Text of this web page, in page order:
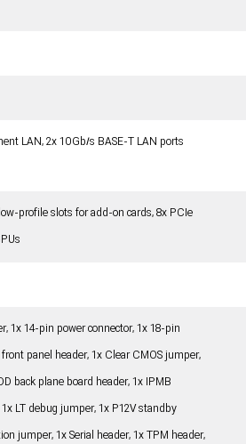
LAN, 2x 10Gb/s BASE-T LAN ports
profile slots for add-on cards, 8x PCIe
1x 14-pin power connector, 1x 18-pin
panel header, 1x Clear CMOS jumper,
back plane board header, 1x IPMB
LT debug jumper, 1x P12V standby
jumper, 1x Serial header, 1x TPM header,